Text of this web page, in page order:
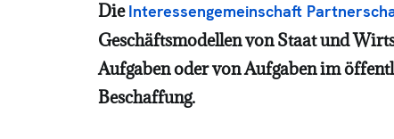
DieInteressengemeinschaft
Geschäftsmodellen von Staat und
Aufgaben oder von Aufgaben im
Beschaffung.